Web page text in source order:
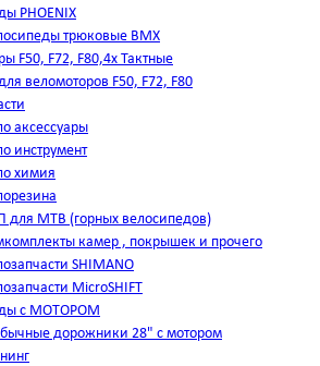
PHOENIX
трюковые BMX
F50, F72, F80,4х Тактные
веломоторов F50, F72, F80
аксессуары
инструмент
химия
для MTB (горных велосипедов)
камер , покрышек и прочего
SHIMANO
MicroSHIFT
с МОТОРОМ
дорожники 28" с мотором